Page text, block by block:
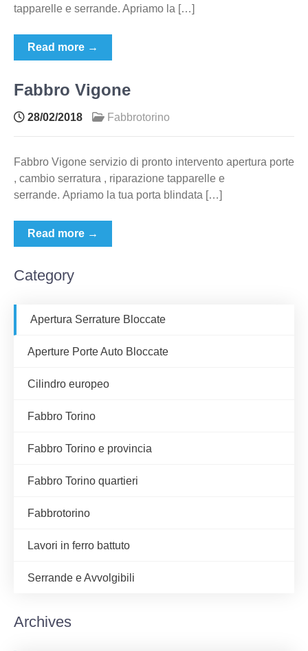
tapparelle e serrande. Apriamo la […]
Read more →
Fabbro Vigone
28/02/2018 Fabbrotorino
Fabbro Vigone servizio di pronto intervento apertura porte
, cambio serratura , riparazione tapparelle e
serrande. Apriamo la tua porta blindata […]
Read more →
Category
Apertura Serrature Bloccate
Aperture Porte Auto Bloccate
Cilindro europeo
Fabbro Torino
Fabbro Torino e provincia
Fabbro Torino quartieri
Fabbrotorino
Lavori in ferro battuto
Serrande e Avvolgibili
Archives